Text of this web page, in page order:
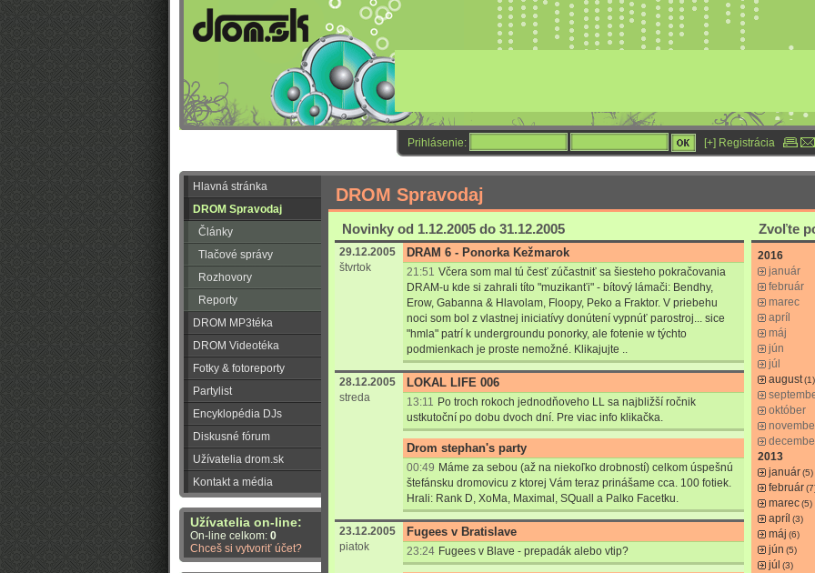
Prihlásenie: [+] Registrácia
Hlavná stránka
DROM Spravodaj
Články
Tlačové správy
Rozhovory
Reporty
DROM MP3téka
DROM Videotéka
Fotky & fotoreporty
Partylist
Encyklopédia DJs
Diskusné fórum
Užívatelia drom.sk
Kontakt a média
Užívatelia on-line:
On-line celkom: 0
Chceš si vytvoriť účet?
DROM Spravodaj
Novinky od 1.12.2005 do 31.12.2005
29.12.2005
štvrtok
DRAM 6 - Ponorka Kežmarok
21:51 Včera som mal tú česť zúčastniť sa šiesteho pokračovania
DRAM-u kde si zahrali títo "muzikanťi" - bítový lámači: Bendhy,
Erow, Gabanna & Hlavolam, Floopy, Peko a Fraktor. V priebehu
noci som bol z vlastnej iniciatívy donútení vypnúť parostroj... sice
"hmla" patrí k undergroundu ponorky, ale fotenie w týchto
podmienkach je proste nemožné. Klikajujte ..
28.12.2005
streda
LOKAL LIFE 006
13:11 Po troch rokoch jednodňoveho LL sa najbližší ročnik
ustkutoční po dobu dvoch dní. Pre viac info klikačka.
Drom stephan's party
00:49 Máme za sebou (až na niekoľko drobností) celkom úspešnú
štefánsku dromovicu z ktorej Vám teraz prinášame cca. 100 fotiek.
Hrali: Rank D, XoMa, Maximal, SQuall a Palko Facetku.
23.12.2005
piatok
Fugees v Bratislave
23:24 Fugees v Blave - prepadák alebo vtip?
Zvoľte
2016
január
február
marec
apríl
máj
jún
júl
august(1)
október
2013
január(5)
február
marec(5)
apríl (3)
máj (6)
jún (5)
júl (3)